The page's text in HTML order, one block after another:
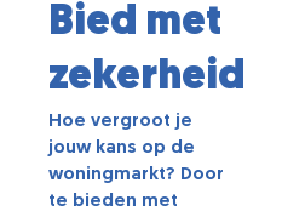
Bied met
zekerheid
Hoe vergroot je
jouw kans op de
woningmarkt? Door
te bieden met